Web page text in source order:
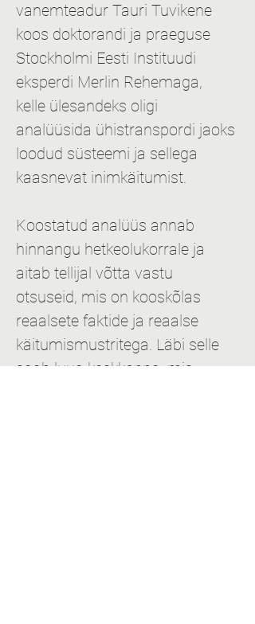
vanemteadur Tauri Tuvikene
koos doktorandi ja praeguse
Stockholmi Eesti Instituudi
eksperdi Merlin Rehemaga,
kelle ülesandeks oligi
analüüsida ühistranspordi jaoks
loodud süsteemi ja sellega
kaasnevat inimkäitumist.
Koostatud analüüs annab
hinnangu hetkeolukorrale ja
aitab tellijal võtta vastu
otsuseid, mis on kooskõlas
reaalsete faktide ja reaalse
käitumismustritega. Läbi selle
saab luua keskkonna, mis